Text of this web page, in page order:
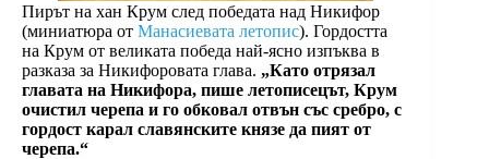
Пирът на хан Крум след победата над Никифор
(миниатюра от Манасиевата летопис). Гордостта
на Крум от великата победа най-ясно изпъква в
разказа за Никифоровата глава. „Като отрязал
главата на Никифора, пише летописецът, Крум
очистил черепа и го обковал отвън със сребро, с
гордост карал славянските князе да пият от
черепа.“